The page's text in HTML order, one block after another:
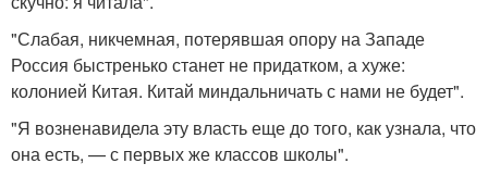
"Слабая, никчемная, потерявшая опору на Западе
Россия быстренько станет не придатком, а хуже:
колонией Китая. Китай миндальничать с нами не будет".
"Я возненавидела эту власть еще до того, как узнала, что
она есть, — с первых же классов школы".